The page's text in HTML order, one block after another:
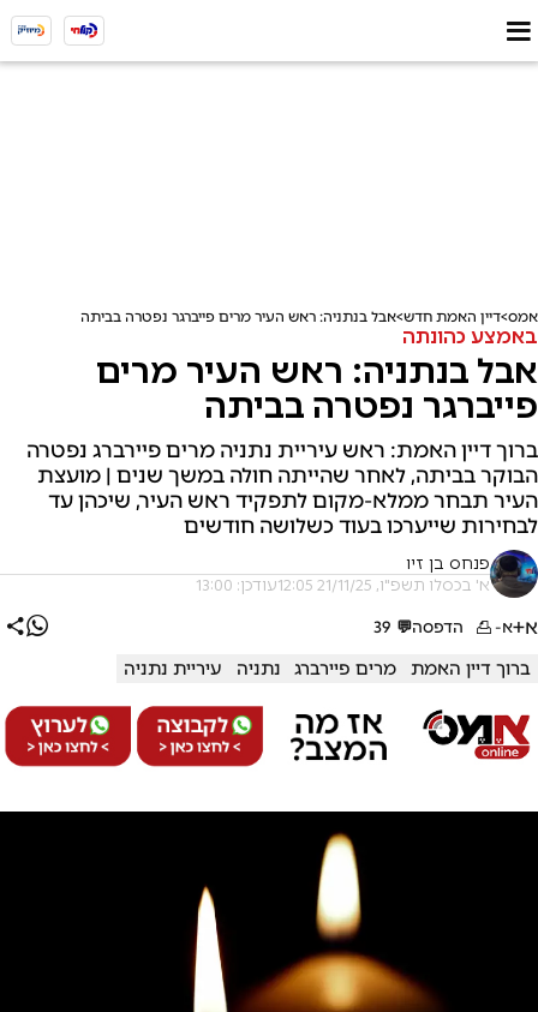
אמס דיין האמת חדש אבל בנתניה: ראש העיר מרים פייברגר נפטרה בביתה
באמצע כהונתה
אבל בנתניה: ראש העיר מרים
פייברגר נפטרה בביתה
ברוך דיין האמת: ראש עיריית נתניה מרים פיירברג נפטרה
הבוקר בביתה, לאחר שהייתה חולה במשך שנים | מועצת
העיר תבחר ממלא-מקום לתפקיד ראש העיר, שיכהן עד
לבחירות שייערכו בעוד כשלושה חודשים
פנחס בן זיו
א' בכסלו תשפ"ו, 21/11/25 12:05 עודכן: 13:00
א+א- הדפסה💬
39
ברוך דיין האמת מרים פיירברג נתניה עיריית נתניה